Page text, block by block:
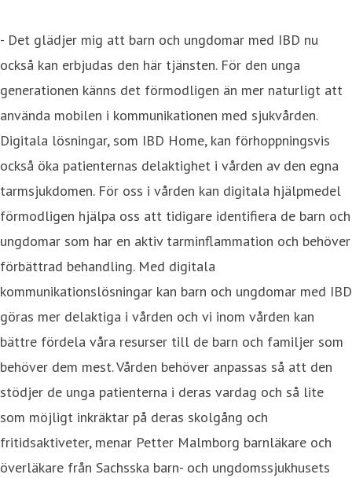
- Det glädjer mig att barn och ungdomar med IBD nu
också kan erbjudas den här tjänsten. För den unga
generationen känns det förmodligen än mer naturligt att
använda mobilen i kommunikationen med sjukvården.
Digitala lösningar, som IBD Home, kan förhoppningsvis
också öka patienternas delaktighet i vården av den egna
tarmsjukdomen. För oss i vården kan digitala hjälpmedel
förmodligen hjälpa oss att tidigare identifiera de barn och
ungdomar som har en aktiv tarminflammation och behöver
förbättrad behandling. Med digitala
kommunikationslösningar kan barn och ungdomar med IBD
göras mer delaktiga i vården och vi inom vården kan
bättre fördela våra resurser till de barn och familjer som
behöver dem mest. Vården behöver anpassas så att den
stödjer de unga patienterna i deras vardag och så lite
som möjligt inkräktar på deras skolgång och
fritidsaktiveter, menar Petter Malmborg barnläkare och
överläkare från Sachsska barn- och ungdomssjukhusets